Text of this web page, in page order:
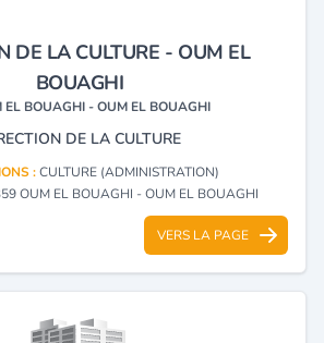
DE LA CULTURE - OUM EL
BOUAGHI
EL BOUAGHI - OUM EL BOUAGHI
DE LA CULTURE
:CULTURE (ADMINISTRATION)
OUM EL BOUAGHI - OUM EL BOUAGHI
VERS LA PAGE